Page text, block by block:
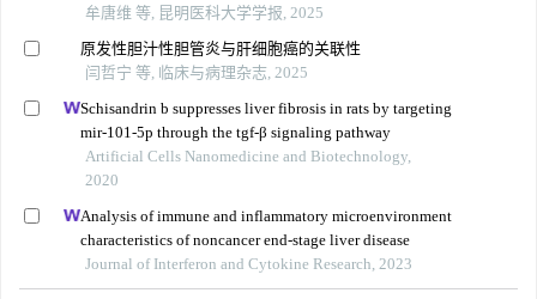
牟唐维 等, 昆明医科大学学报, 2025
原发性胆汁性胆管炎与肝细胞癌的关联性
闫哲宁 等, 临床与病理杂志, 2025
Schisandrin b suppresses liver fibrosis in rats by targeting
mir-101-5p through the tgf-β signaling pathway
Artificial Cells Nanomedicine and Biotechnology,
2020
Analysis of immune and inflammatory microenvironment
characteristics of noncancer end-stage liver disease
Journal of Interferon and Cytokine Research, 2023